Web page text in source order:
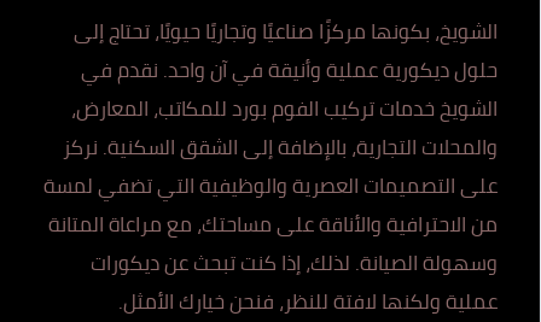
الشويخ، بكونها مركزًا صناعيًا وتجاريًا حيويًا، تحتاج إلى
حلول ديكورية عملية وأنيقة في آن واحد. نقدم في
الشويخ خدمات تركيب الفوم بورد للمكاتب، المعارض،
والمحلات التجارية، بالإضافة إلى الشقق السكنية. نركز
على التصميمات العصرية والوظيفية التي تضفي لمسة
من الاحترافية والأناقة على مساحتك، مع مراعاة المتانة
وسهولة الصيانة. لذلك، إذا كنت تبحث عن ديكورات
عملية ولكنها لافتة للنظر، فنحن خيارك الأمثل.